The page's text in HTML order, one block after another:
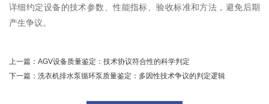
详细约定设备的技术参数、性能指标、验收标准和方法，避免后期
产生争议。
上一篇： AGV设备质量鉴定：技术协议符合性的科学判定
下一篇： 洗衣机排水泵循环泵质量鉴定：多因性技术争议的判定逻辑